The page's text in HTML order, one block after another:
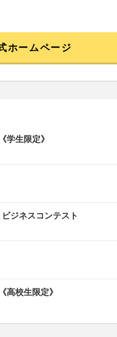
ホームページ
学生限定》
ジネスコンテスト
高校生限定》